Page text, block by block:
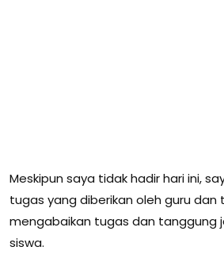
Meskipun saya tidak hadir hari ini,
tugas yang diberikan oleh guru dan
mengabaikan tugas dan tanggung
siswa.